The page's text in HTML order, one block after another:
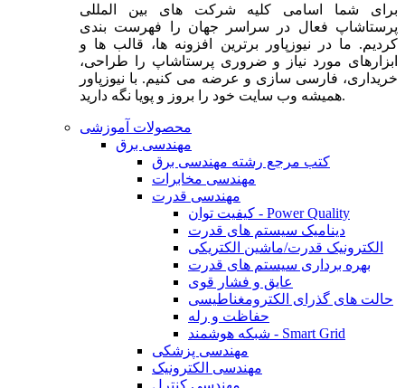
برای شما اسامی کلیه شرکت های بین المللی
پرستاشاپ فعال در سراسر جهان را فهرست بندی
کردیم. ما در نیوزپاور برترین افزونه ها، قالب ها و
ابزارهای مورد نیاز و ضروری پرستاشاپ را طراحی،
خریداری، فارسی سازی و عرضه می کنیم. با نیوزپاور
همیشه وب سایت خود را بروز و پویا نگه دارید.
محصولات آموزشی
مهندسی برق
کتب مرجع رشته مهندسی برق
مهندسی مخابرات
مهندسی قدرت
کیفیت توان - Power Quality
دینامیک سیستم های قدرت
الکترونیک قدرت/ماشین الکتریکی
بهره برداری سیستم های قدرت
عایق و فشار قوی
حالت های گذرای الکترومغناطیسی
حفاظت و رله
شبکه هوشمند - Smart Grid
مهندسی پزشکی
مهندسی الکترونیک
مهندسی کنترل